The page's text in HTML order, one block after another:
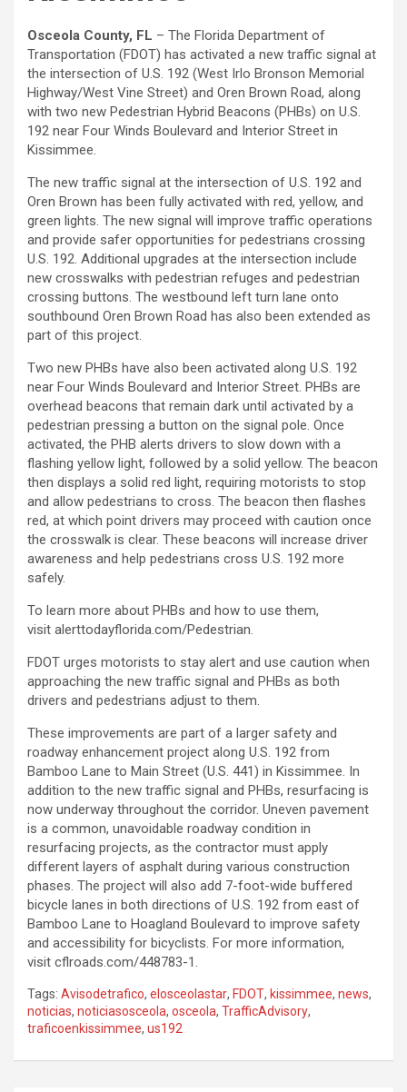
Osceola County, FL – The Florida Department of
Transportation (FDOT) has activated a new traffic signal at
the intersection of U.S. 192 (West Irlo Bronson Memorial
Highway/West Vine Street) and Oren Brown Road, along
with two new Pedestrian Hybrid Beacons (PHBs) on U.S.
192 near Four Winds Boulevard and Interior Street in
Kissimmee.
The new traffic signal at the intersection of U.S. 192 and
Oren Brown has been fully activated with red, yellow, and
green lights. The new signal will improve traffic operations
and provide safer opportunities for pedestrians crossing
U.S. 192. Additional upgrades at the intersection include
new crosswalks with pedestrian refuges and pedestrian
crossing buttons. The westbound left turn lane onto
southbound Oren Brown Road has also been extended as
part of this project.
Two new PHBs have also been activated along U.S. 192
near Four Winds Boulevard and Interior Street. PHBs are
overhead beacons that remain dark until activated by a
pedestrian pressing a button on the signal pole. Once
activated, the PHB alerts drivers to slow down with a
flashing yellow light, followed by a solid yellow. The beacon
then displays a solid red light, requiring motorists to stop
and allow pedestrians to cross. The beacon then flashes
red, at which point drivers may proceed with caution once
the crosswalk is clear. These beacons will increase driver
awareness and help pedestrians cross U.S. 192 more
safely.
To learn more about PHBs and how to use them,
visit alerttodayflorida.com/Pedestrian.
FDOT urges motorists to stay alert and use caution when
approaching the new traffic signal and PHBs as both
drivers and pedestrians adjust to them.
These improvements are part of a larger safety and
roadway enhancement project along U.S. 192 from
Bamboo Lane to Main Street (U.S. 441) in Kissimmee. In
addition to the new traffic signal and PHBs, resurfacing is
now underway throughout the corridor. Uneven pavement
is a common, unavoidable roadway condition in
resurfacing projects, as the contractor must apply
different layers of asphalt during various construction
phases. The project will also add 7-foot-wide buffered
bicycle lanes in both directions of U.S. 192 from east of
Bamboo Lane to Hoagland Boulevard to improve safety
and accessibility for bicyclists. For more information,
visit cflroads.com/448783-1.
Tags: Avisodetrafico, elosceolastar, FDOT, kissimmee, news,
noticias, noticiasosceola, osceola, TrafficAdvisory,
traficoenkissimmee, us192